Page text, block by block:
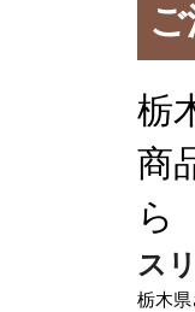
栃
商
ら
ス
栃木県